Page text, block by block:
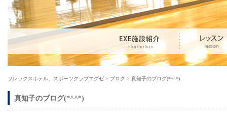
フレックスホテル、スポーツクラブエグゼ > ブログ > 真知子のブログ(*^^*)
真知子のブログ(*^^*)